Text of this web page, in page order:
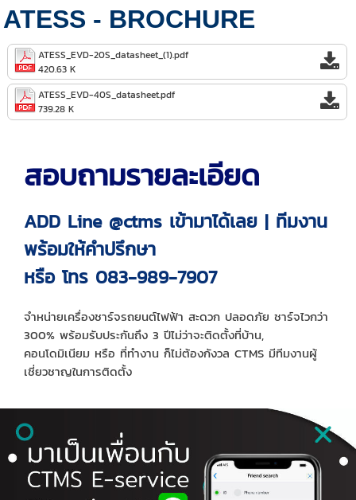
ATESS - BROCHURE
ATESS_EVD-20S_datasheet_(1).pdf
420.63 K
ATESS_EVD-40S_datasheet.pdf
739.28 K
สอบถามรายละเอียด
ADD Line @ctms เข้ามาได้เลย | ทีมงาน
พร้อมให้คำปรึกษา
หรือ โทร 083-989-7907
จำหน่ายเครื่องชาร์จรถยนต์ไฟฟ้า สะดวก ปลอดภัย ชาร์จไวกว่า
300% พร้อมรับประกันถึง 3 ปีไม่ว่าจะติดตั้งที่บ้าน,
คอนโดมิเนียม หรือ ที่ทำงาน ก็ไม่ต้องกังวล CTMS มีทีมงานผู้
เชี่ยวชาญในการติดตั้ง